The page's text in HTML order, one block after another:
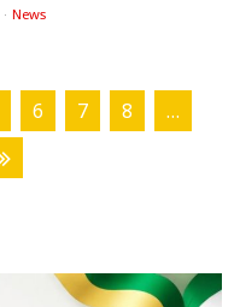
News
6 7 8
…